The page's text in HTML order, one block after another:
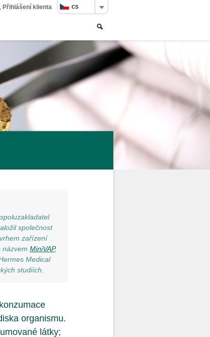
cs
Přihlášení klienta
Search
form
Vyhledávání
společnost
zařízení
názvem MiniVAP,
Medical
studiích.
organismu.
látky;